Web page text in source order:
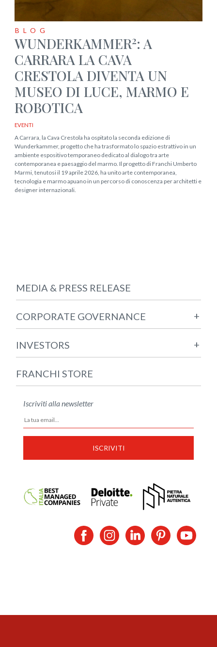
BLOG
WUNDERKAMMER2: A
CARRARA LA CAVA
CRESTOLA DIVENTA UN
MUSEO DI LUCE, MARMO E
ROBOTICA
EVENTI
A Carrara, la Cava Crestola ha ospitato la seconda edizione di
Wunderkammer, progetto che ha trasformato lo spazio estrattivo in un
ambiente espositivo temporaneo dedicato al dialogo tra arte
contemporanea e paesaggio del marmo. Il progetto di Franchi Umberto
Marmi, tenutosi il 19 aprile 2026, ha unito arte contemporanea,
tecnologia e marmo apuano in un percorso di conoscenza per architetti e
designer internazionali.
MEDIA & PRESS RELEASE
CORPORATE GOVERNANCE +
INVESTORS +
FRANCHI STORE
Iscriviti alla newsletter